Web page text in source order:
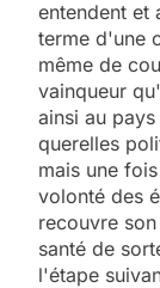
entendent et
terme d'une
même de
vainqueur
ainsi au
querelles
mais une
volonté des
recouvre
santé de
l'étape